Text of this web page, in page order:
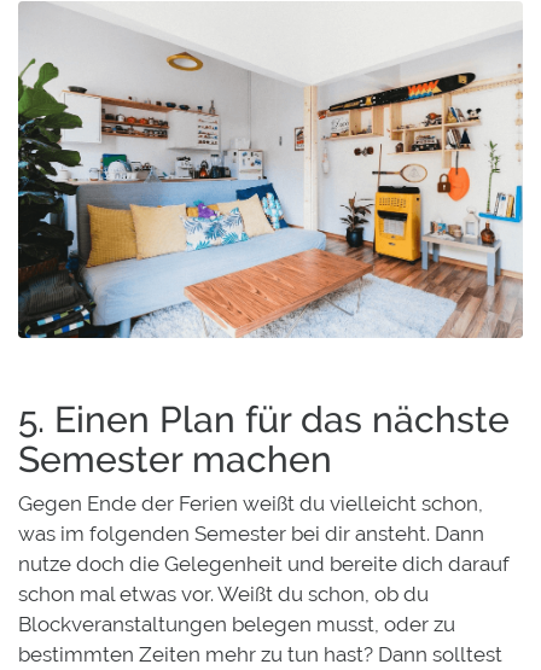
5. Einen Plan für das nächste
Semester machen
Gegen Ende der Ferien weißt du vielleicht schon,
was im folgenden Semester bei dir ansteht. Dann
nutze doch die Gelegenheit und bereite dich darauf
schon mal etwas vor. Weißt du schon, ob du
Blockveranstaltungen belegen musst, oder zu
bestimmten Zeiten mehr zu tun hast? Dann solltest